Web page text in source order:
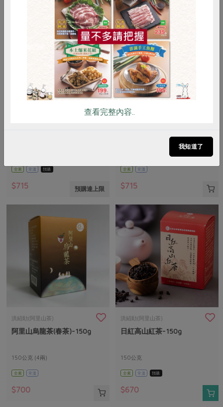
全素 常溫 預購
$715 預購達上限
大眾茶莊
全素 常溫
$715
洪紹勛(阿里山茶)
阿里山烏龍茶(春茶)-150g
150公克 (4兩)
全素 常溫
$700
洪紹勛(阿里山茶)
日紅高山紅茶-150g
150公克
全素 常溫 預購
$670
RPET 食譜 減硝酸鹽
雞蛋 食安 共同購買
查看完整內容..
我知道了